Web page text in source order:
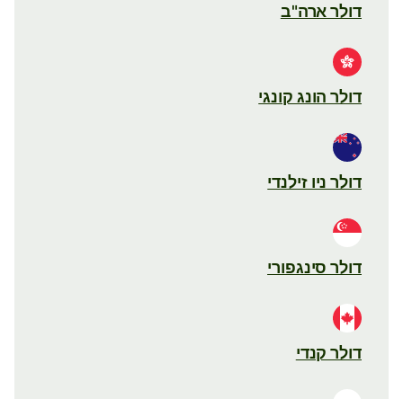
דולר ארה"ב
דולר הונג קונגי
דולר ניו זילנדי
דולר סינגפורי
דולר קנדי